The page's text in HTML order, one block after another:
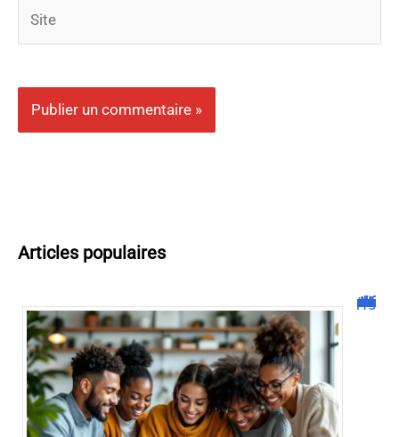
Articles populaires
Malgrim com : tout ce que vous devez savoir sur la plateforme !